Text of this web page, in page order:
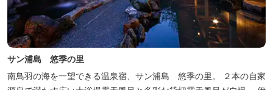
サン浦島 悠季の里
南鳥羽の海を一望できる温泉宿、サン浦島 悠季の里。 ２本の自家